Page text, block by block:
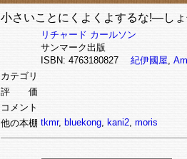
小さいことにくよくよするな!―し
リチャード カールソン
サンマーク出版
ISBN: 4763180827 紀伊國屋,
カテゴリ
評 価
コメント
他の本棚 tkmr, bluekong, kani2, moris